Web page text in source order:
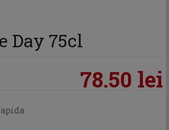
Day 75cl
78.50 lei